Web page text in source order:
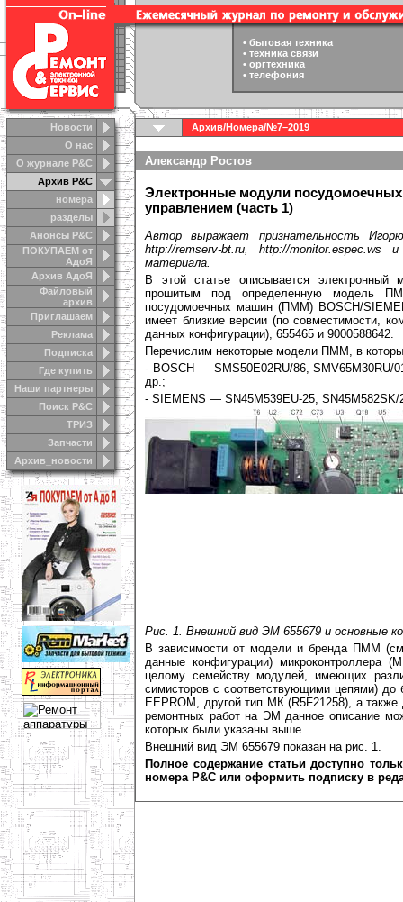
Новости
О нас
О журнале Р&С
Архив Р&С
номера
разделы
Анонсы Р&C
ПОКУПАЕМ от
АдоЯ
Архив АдоЯ
Файловый
архив
Приглашаем
Реклама
Подписка
Где купить
Наши партнеры
Поиск Р&С
ТРИЗ
Запчасти
Архив_новости
• бытовая техника
• техника связи
• оргтехника
• телефония
Архив/Номера/№7–2019
Александр Ростов
Электронные модули
управлением (часть 1)
Автор выражает признательность
http://remserv-bt.ru, http://
материала.
В этой статье описывается
прошитым под определенную модель
посудомоечных машин (ПММ) BOSCH/
имеет близкие версии (по совместимости,
данных конфигурации), 655465 и 9000588642.
Перечислим некоторые модели ПММ, в
- BOSCH — SMS50E02RU/86, SMV65M30RU/
др.;
- SIEMENS — SN45M539EU-25, SN45M582SK/
Рис. 1. Внешний вид ЭМ 655679 и основные
В зависимости от модели и бренда ПММ
данные конфигурации) микроконтроллера
целому семейству модулей, имеющих
симисторов с соответствующими цепями)
EEPROM, другой тип МК (R5F21258), а
ремонтных работ на ЭМ данное описание
которых были указаны выше.
Внешний вид ЭМ 655679 показан на рис. 1.
Полное содержание статьи доступно
номера Р&С или оформить подписку в